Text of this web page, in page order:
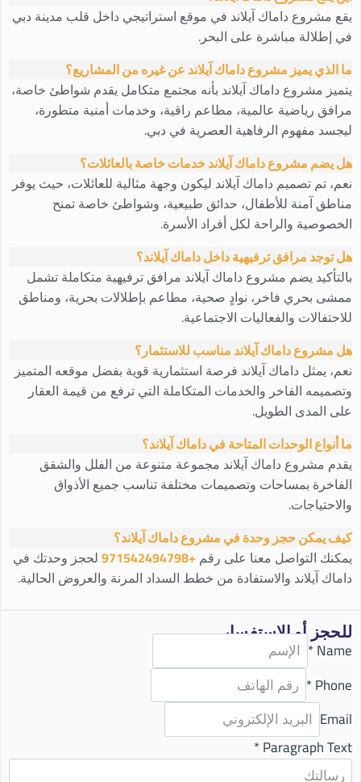
يقع مشروع داماك آيلاند في موقع استراتيجي داخل قلب مدينة دبي
في إطلالة مباشرة على البحر.
ما الذي يميز مشروع داماك آيلاند عن غيره من المشاريع؟
يتميز مشروع داماك آيلاند بأنه مجتمع متكامل يقدم شواطئ خاصة،
مرافق رياضية عالمية، مطاعم راقية، وخدمات أمنية متطورة،
ليجسد مفهوم الرفاهية العصرية في دبي.
هل يضم مشروع داماك آيلاند خدمات خاصة بالعائلات؟
نعم، تم تصميم داماك آيلاند ليكون وجهة مثالية للعائلات، حيث يوفر
مناطق آمنة للأطفال، حدائق طبيعية، وشواطئ خاصة تمنح
الخصوصية والراحة لكل أفراد الأسرة.
هل توجد مرافق ترفيهية داخل داماك آيلاند؟
بالتأكيد يضم مشروع داماك آيلاند مرافق ترفيهية متكاملة تشمل
ممشى بحري فاخر، نوادٍ صحية، مطاعم بإطلالات بحرية، ومناطق
للاحتفالات والفعاليات الاجتماعية.
هل مشروع داماك آيلاند مناسب للاستثمار؟
نعم، يمثل داماك آيلاند فرصة استثمارية قوية بفضل موقعه المتميز
وتصميمه الفاخر والخدمات المتكاملة التي ترفع من قيمة العقار
على المدى الطويل.
ما أنواع الوحدات المتاحة في داماك آيلاند؟
يقدم مشروع داماك آيلاند مجموعة متنوعة من الفلل والشقق
الفاخرة بمساحات وتصميمات مختلفة تناسب جميع الأذواق
والاحتياجات.
كيف يمكن حجز وحدة في مشروع داماك آيلاند؟
يمكنك التواصل معنا على رقم +971542494798
لحجز وحدتك في
داماك آيلاند والاستفادة من خطط السداد المرنة والعروض الحالية.
للحجز أو الاستفسار
Name
*
Phone
*
Email
Paragraph Text
*